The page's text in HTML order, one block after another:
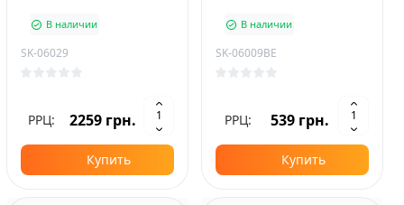
В наличии
SK-06029
РРЦ: 2259 грн.
Купить
В наличии
SK-06009BE
РРЦ: 539 грн.
Купить